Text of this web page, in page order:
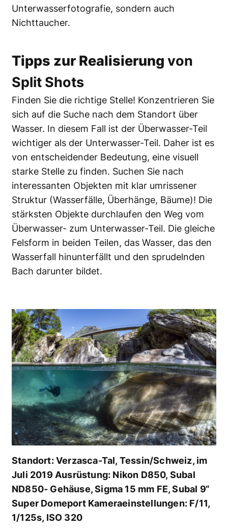
Unterwasserfotografie, sondern auch
Nichttaucher.
Tipps zur Realisierung von
Split Shots
Finden Sie die richtige Stelle! Konzentrieren Sie
sich auf die Suche nach dem Standort über
Wasser. In diesem Fall ist der Überwasser-Teil
wichtiger als der Unterwasser-Teil. Daher ist es
von entscheidender Bedeutung, eine visuell
starke Stelle zu finden. Suchen Sie nach
interessanten Objekten mit klar umrissener
Struktur (Wasserfälle, Überhänge, Bäume)! Die
stärksten Objekte durchlaufen den Weg vom
Überwasser- zum Unterwasser-Teil. Die gleiche
Felsform in beiden Teilen, das Wasser, das den
Wasserfall hinunterfällt und den sprudelnden
Bach darunter bildet.
Standort: Verzasca-Tal, Tessin/Schweiz, im
Juli 2019 Ausrüstung: Nikon D850, Subal
ND850- Gehäuse, Sigma 15 mm FE, Subal 9“
Super Domeport Kameraeinstellungen: F/11,
1/125s, ISO 320